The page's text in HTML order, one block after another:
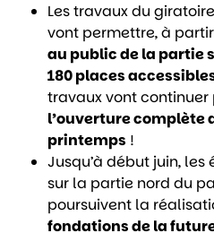
Les travaux du
vont permettre, à
au public de la partie
180 places
travaux vont
l’ouverture complète
printemps !
Jusqu’à début juin,
sur la partie nord du
poursuivent la
fondations de la